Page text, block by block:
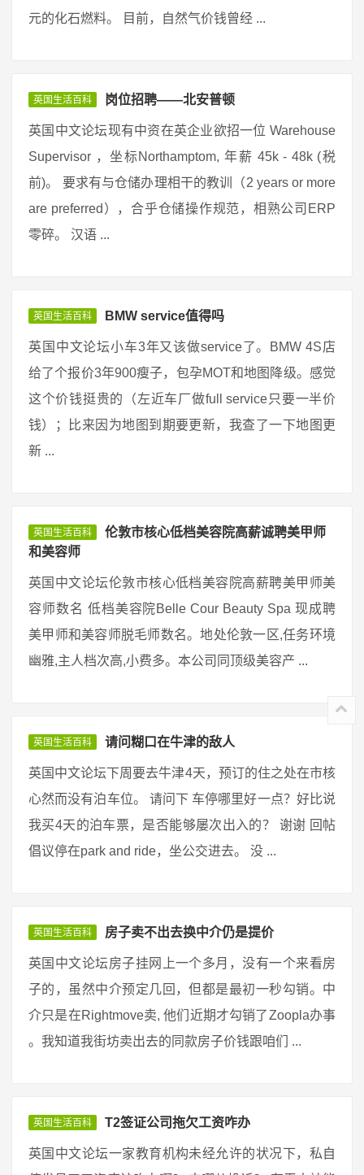
元的化石燃料。 目前，自然气价钱曾经 ...
英国生活百科 岗位招聘——北安普顿
英国中文论坛现有中资在英企业欲招一位 Warehouse
Supervisor ，坐标Northamptom, 年薪 45k - 48k (税
前)。 要求有与仓储办理相干的教训（2 years or more
are preferred），合乎仓储操作规范，相熟公司ERP
零碎。 汉语 ...
英国生活百科 BMW service值得吗
英国中文论坛小车3年又该做service了。BMW 4S店
给了个报价3年900瘦子，包孕MOT和地图降级。感觉
这个价钱挺贵的（左近车厂做full service只要一半价
钱）；比来因为地图到期要更新，我查了一下地图更
新 ...
英国生活百科
伦敦市核心低档美容院高薪诚聘美甲师
和美容师
英国中文论坛伦敦市核心低档美容院高薪聘美甲师美
容师数名 低档美容院Belle Cour Beauty Spa 现成聘
美甲师和美容师脱毛师数名。地处伦敦一区,任务环境
幽雅,主人档次高,小费多。本公司同顶级美容产 ...
英国生活百科 请问糊口在牛津的敌人
英国中文论坛下周要去牛津4天，预订的住之处在市核
心然而没有泊车位。 请问下 车停哪里好一点？好比说
我买4天的泊车票，是否能够屡次出入的？ 谢谢 回帖
倡议停在park and ride，坐公交进去。 没 ...
英国生活百科 房子卖不出去换中介仍是提价
英国中文论坛房子挂网上一个多月，没有一个来看房
子的，虽然中介预定几回，但都是最初一秒勾销。中
介只是在Rightmove卖, 他们近期才勾销了Zoopla办事
。我知道我街坊卖出去的同款房子价钱跟咱们 ...
英国生活百科 T2签证公司拖欠工资咋办
英国中文论坛一家教育机构未经允许的状况下，私自